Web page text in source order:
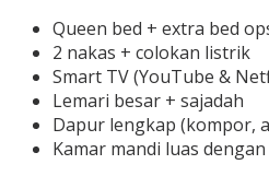
Queen bed + extra bed
2 nakas + colokan listrik
Smart TV (YouTube &
Lemari besar + sajadah
Dapur lengkap (kompor,
Kamar mandi luas